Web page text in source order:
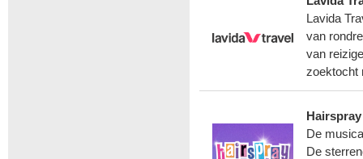
Lavida
van
van
zoektocht
De
De